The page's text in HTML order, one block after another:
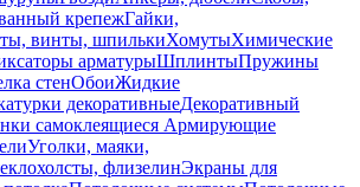
крепежГайки,
винты, шпилькиХомутыХимические
арматурыШплинтыПружины
стенОбоиЖидкие
декоративныеДекоративный
самоклеящиеся Армирующие
Уголки, маяки,
флизелинЭкраны для